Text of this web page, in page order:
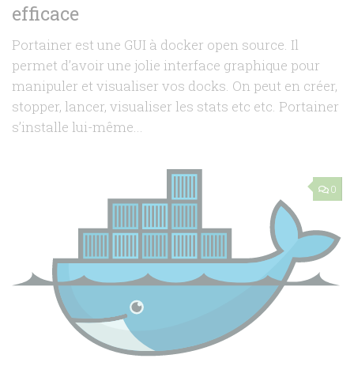
efficace
Portainer est une GUI à docker open source. Il
permet d’avoir une jolie interface graphique pour
manipuler et visualiser vos docks. On peut en créer,
stopper, lancer, visualiser les stats etc etc. Portainer
s’installe lui-même...
0